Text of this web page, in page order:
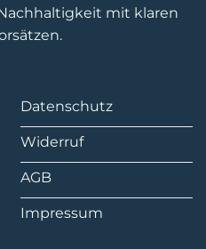
mit klaren
Datenschutz
Widerruf
AGB
Impressum